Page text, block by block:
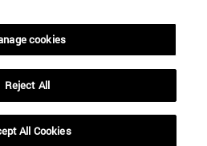
cookies
Reject All
All Cookies